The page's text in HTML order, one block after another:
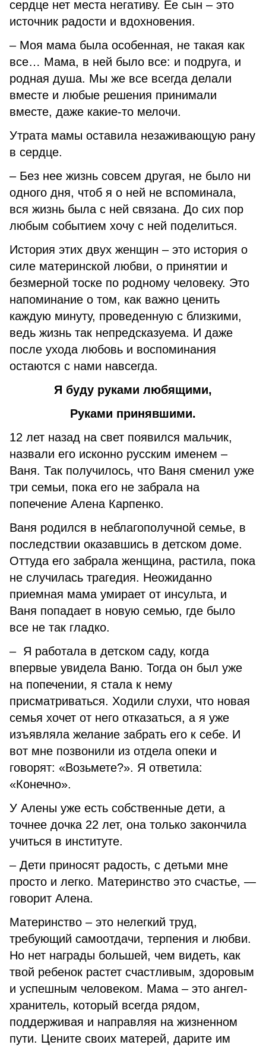
сердце нет места негативу. Ее сын – это
источник радости и вдохновения.
– Моя мама была особенная, не такая как
все… Мама, в ней было все: и подруга, и
родная душа. Мы же все всегда делали
вместе и любые решения принимали
вместе, даже какие-то мелочи.
Утрата мамы оставила незаживающую рану
в сердце.
– Без нее жизнь совсем другая, не было ни
одного дня, чтоб я о ней не вспоминала,
вся жизнь была с ней связана. До сих пор
любым событием хочу с ней поделиться.
История этих двух женщин – это история о
силе материнской любви, о принятии и
безмерной тоске по родному человеку. Это
напоминание о том, как важно ценить
каждую минуту, проведенную с близкими,
ведь жизнь так непредсказуема. И даже
после ухода любовь и воспоминания
остаются с нами навсегда.
Я буду руками любящими,
Руками принявшими.
12 лет назад на свет появился мальчик,
назвали его исконно русским именем –
Ваня. Так получилось, что Ваня сменил уже
три семьи, пока его не забрала на
попечение Алена Карпенко.
Ваня родился в неблагополучной семье, в
последствии оказавшись в детском доме.
Оттуда его забрала женщина, растила, пока
не случилась трагедия. Неожиданно
приемная мама умирает от инсульта, и
Ваня попадает в новую семью, где было
все не так гладко.
– Я работала в детском саду, когда
впервые увидела Ваню. Тогда он был уже
на попечении, я стала к нему
присматриваться. Ходили слухи, что новая
семья хочет от него отказаться, а я уже
изъявляла желание забрать его к себе. И
вот мне позвонили из отдела опеки и
говорят: «Возьмете?». Я ответила:
«Конечно».
У Алены уже есть собственные дети, а
точнее дочка 22 лет, она только закончила
учиться в институте.
– Дети приносят радость, с детьми мне
просто и легко. Материнство это счастье, —
говорит Алена.
Материнство – это нелегкий труд,
требующий самоотдачи, терпения и любви.
Но нет награды большей, чем видеть, как
твой ребенок растет счастливым, здоровым
и успешным человеком. Мама – это ангел-
хранитель, который всегда рядом,
поддерживая и направляя на жизненном
пути. Цените своих матерей, дарите им